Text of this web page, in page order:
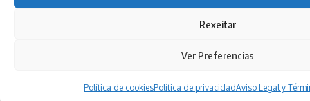
Rexeitar
Ver Preferencias
Política de cookiesPolítica de privacidadAviso Legal y